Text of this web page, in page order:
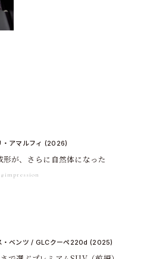
・アマルフィ (2026)
形が、さらに自然体になった
#impression
・ベンツ / GLCクーペ220d (2025)